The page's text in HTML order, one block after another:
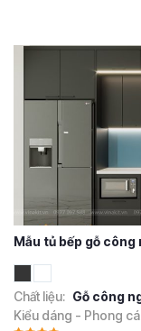
Mẫu tủ bếp gỗ
Chất liệu: Gỗ công
Kiểu dáng - Phong